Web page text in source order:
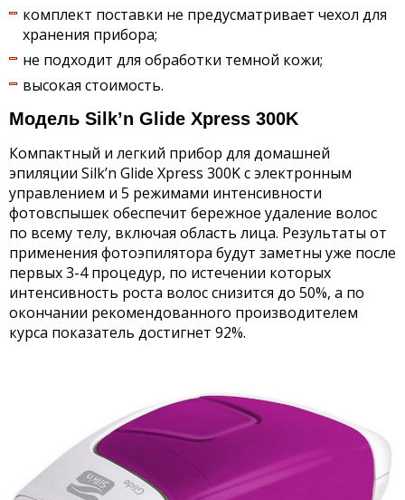
комплект поставки не предусматривает чехол для
хранения прибора;
не подходит для обработки темной кожи;
высокая стоимость.
Модель Silk’n Glide Xpress 300K
Компактный и легкий прибор для домашней
эпиляции Silk’n Glide Xpress 300K с электронным
управлением и 5 режимами интенсивности
фотовспышек обеспечит бережное удаление волос
по всему телу, включая область лица. Результаты от
применения фотоэпилятора будут заметны уже после
первых 3-4 процедур, по истечении которых
интенсивность роста волос снизится до 50%, а по
окончании рекомендованного производителем
курса показатель достигнет 92%.